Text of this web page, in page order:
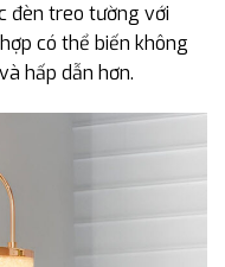
đèn treo tường với
có thể biến không
hấp dẫn hơn.